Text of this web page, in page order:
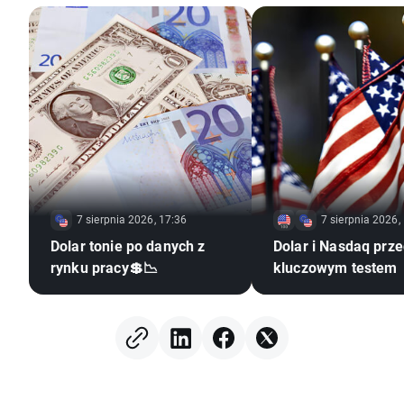
7 sierpnia 2026, 17:36
Dolar tonie po danych z
rynku pracy💲📉
7 sierpnia 2026,
Dolar i Nasdaq
kluczowym testem